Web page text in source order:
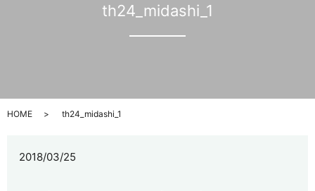
th24_midashi_1
HOME th24_midashi_1
2018/03/25